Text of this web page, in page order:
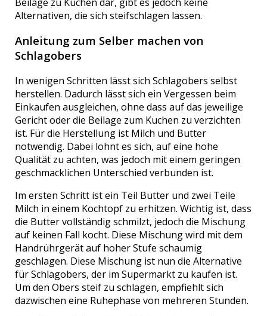
Alternativen, die sich steifschlagen lassen.
Anleitung zum Selber machen von
Schlagobers
In wenigen Schritten lässt sich Schlagobers selbst
herstellen. Dadurch lässt sich ein Vergessen beim
Einkaufen ausgleichen, ohne dass auf das jeweilige
Gericht oder die Beilage zum Kuchen zu verzichten
ist. Für die Herstellung ist Milch und Butter
notwendig. Dabei lohnt es sich, auf eine hohe
Qualität zu achten, was jedoch mit einem geringen
geschmacklichen Unterschied verbunden ist.
Im ersten Schritt ist ein Teil Butter und zwei Teile
Milch in einem Kochtopf zu erhitzen. Wichtig ist, dass
die Butter vollständig schmilzt, jedoch die Mischung
auf keinen Fall kocht. Diese Mischung wird mit dem
Handrührgerät auf hoher Stufe schaumig
geschlagen. Diese Mischung ist nun die Alternative
für Schlagobers, der im Supermarkt zu kaufen ist.
Um den Obers steif zu schlagen, empfiehlt sich
dazwischen eine Ruhephase von mehreren Stunden.